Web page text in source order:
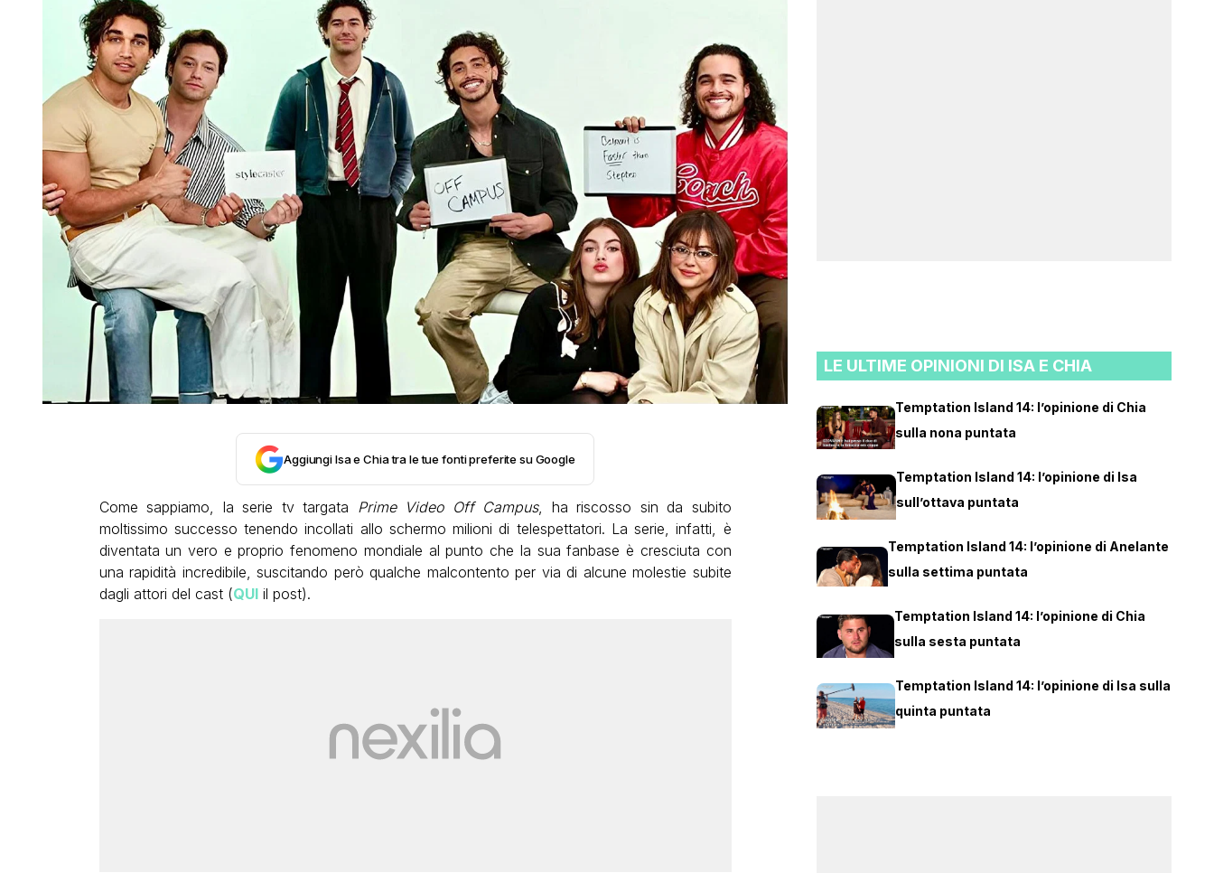
Aggiungi Isa e Chia tra le tue fonti preferite su Google
Come sappiamo, la serie tv targata Prime Video Off Campus, ha riscosso sin da subito
moltissimo successo tenendo incollati allo schermo milioni di telespettatori. La serie, infatti, è
diventata un vero e proprio fenomeno mondiale al punto che la sua fanbase è cresciuta con
una rapidità incredibile, suscitando però qualche malcontento per via di alcune molestie subite
dagli attori del cast (QUIil post).
LE ULTIME OPINIONI DI ISA E CHIA
Temptation Island 14: l’opinione di Chia
sulla nona puntata
Temptation Island 14: l’opinione di Isa
sull’ottava puntata
Temptation Island 14: l’opinione di Anelante
sulla settima puntata
Temptation Island 14: l’opinione di Chia
sulla sesta puntata
Temptation Island 14: l’opinione di Isa sulla
quinta puntata